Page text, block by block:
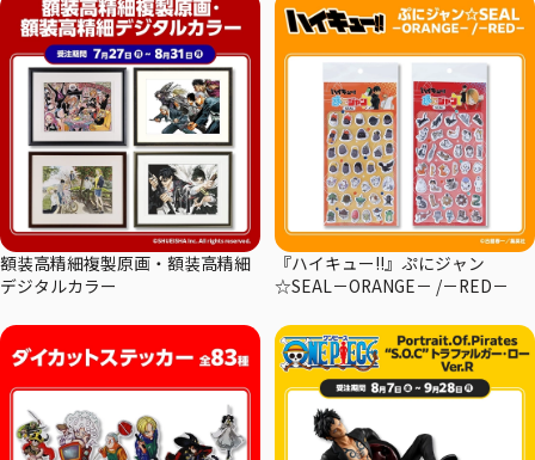
額装高精細複製原画・額装高精細
デジタルカラー
『ハイキュー!!』ぷにジャン
☆SEAL－ORANGE－ /－RED－